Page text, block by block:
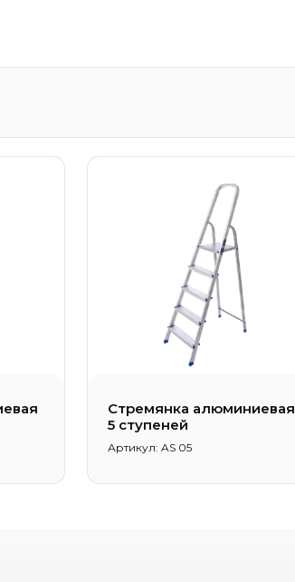
Стремянка алюминиевая
5 ступеней
Артикул: AS 05